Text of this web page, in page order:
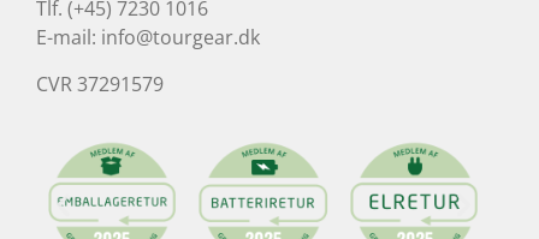
Tlf. (+45) 7230 1016
E-mail: info@tourgear.dk
CVR 37291579